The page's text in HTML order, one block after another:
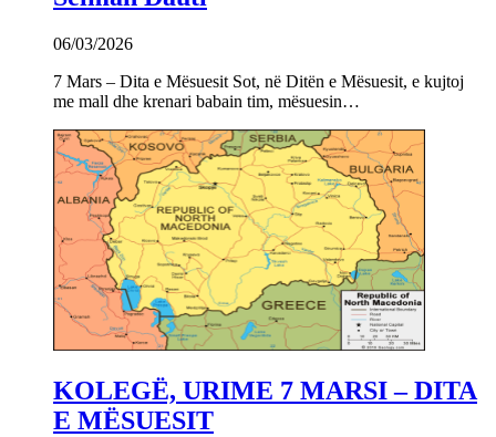
06/03/2026
7 Mars – Dita e Mësuesit Sot, në Ditën e Mësuesit, e kujtoj
me mall dhe krenari babain tim, mësuesin…
KOLEGË, URIME 7 MARSI – DITA
E MËSUESIT